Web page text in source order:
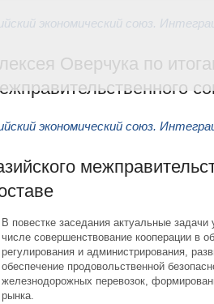
экономический союз.
Оверчука по
экономический союз.
В повестке заседания актуальные задачи
числе совершенствование кооперации в
регулирования и администрирования,
обеспечение продовольственной
железнодорожных перевозок,
рынка.